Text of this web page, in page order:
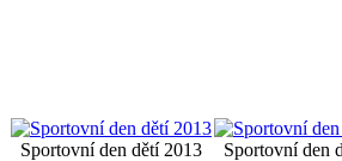
Sportovní den dětí 2013 Sportovní den